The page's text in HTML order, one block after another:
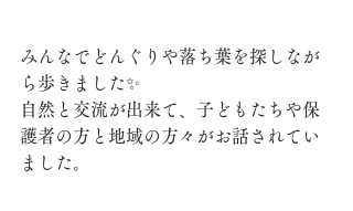
みんなでどんぐりや落ち葉を探しなが
ら歩きました✨
自然と交流が出来て、子どもたちや保
護者の方と地域の方々がお話されてい
ました。